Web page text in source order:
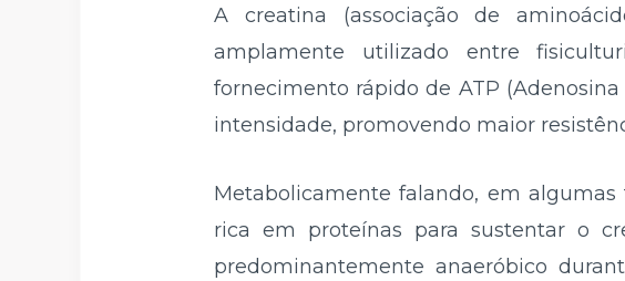
A creatina (associação de
amplamente utilizado entre
fornecimento rápido de ATP
intensidade, promovendo maior
Metabolicamente falando, em
rica em proteínas para sustentar o
predominantemente anaeróbico